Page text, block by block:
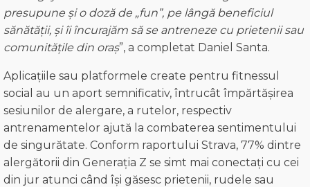
presupune și o doză de „fun”, pe lângă beneficiul
sănătății, și îi încurajăm să se antreneze cu prietenii sau
comunitățile din oraș”, a completat Daniel Santa.
Aplicațiile sau platformele create pentru fitnessul
social au un aport semnificativ, întrucât împărtășirea
sesiunilor de alergare, a rutelor, respectiv
antrenamentelor ajută la combaterea sentimentului
de singurătate. Conform raportului Strava, 77% dintre
alergătorii din Generația Z se simt mai conectați cu cei
din jur atunci când își găsesc prietenii, rudele sau